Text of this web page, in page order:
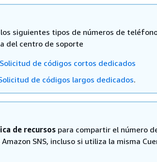
siguientes tipos de números de
del centro de soporte
Solicitud de códigos cortos dedicados
de códigos largos dedicados.
de recursos para compartir el número
SNS, incluso si utiliza la misma